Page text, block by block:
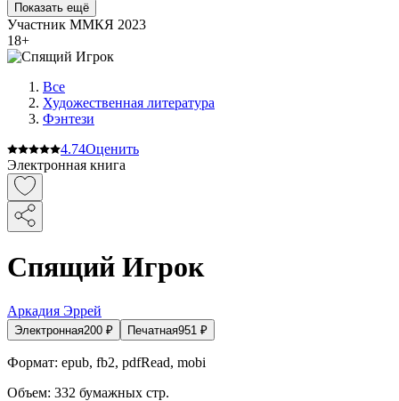
Показать ещё
Участник ММКЯ 2023
18+
Все
Художественная литература
Фэнтези
4.74Оценить
Электронная книга
Спящий Игрок
Аркадия Эррей
Электронная200 ₽ Печатная951 ₽
Формат: epub, fb2, pdfRead, mobi
Объем: 332 бумажных стр.